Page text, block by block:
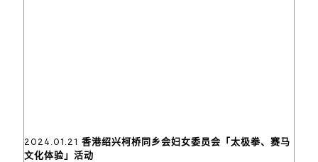
2024.01.21 香港绍兴柯桥同乡会妇女委员会「太极拳、赛马
文化体验」活动